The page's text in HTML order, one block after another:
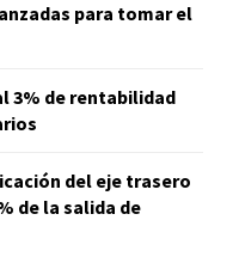
para tomar el
3% de rentabilidad
del eje trasero
de la salida de